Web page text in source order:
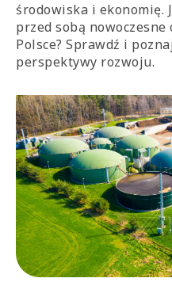
środowiska i ekonomię.
przed sobą
Polsce? Sprawdź i
perspektywy rozwoju.